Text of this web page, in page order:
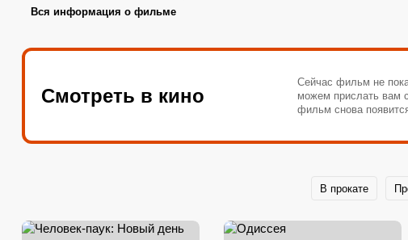
Вся информация о фильме
Смотреть в кино
Сейчас фильм не
можем прислать вам
фильм снова
В прокате